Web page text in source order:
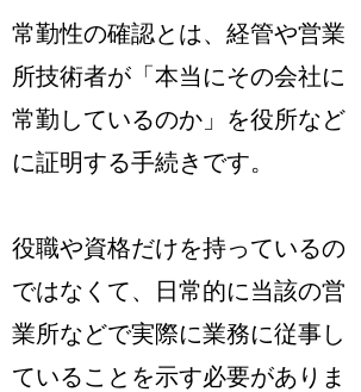
常勤性の確認とは、経管や営業
所技術者が「本当にその会社に
常勤しているのか」を役所など
に証明する手続き です。
役職や資格だけを持っているの
ではなくて、日常的に当該の営
業所などで実際に業務に従事し
ていることを示す必要がありま